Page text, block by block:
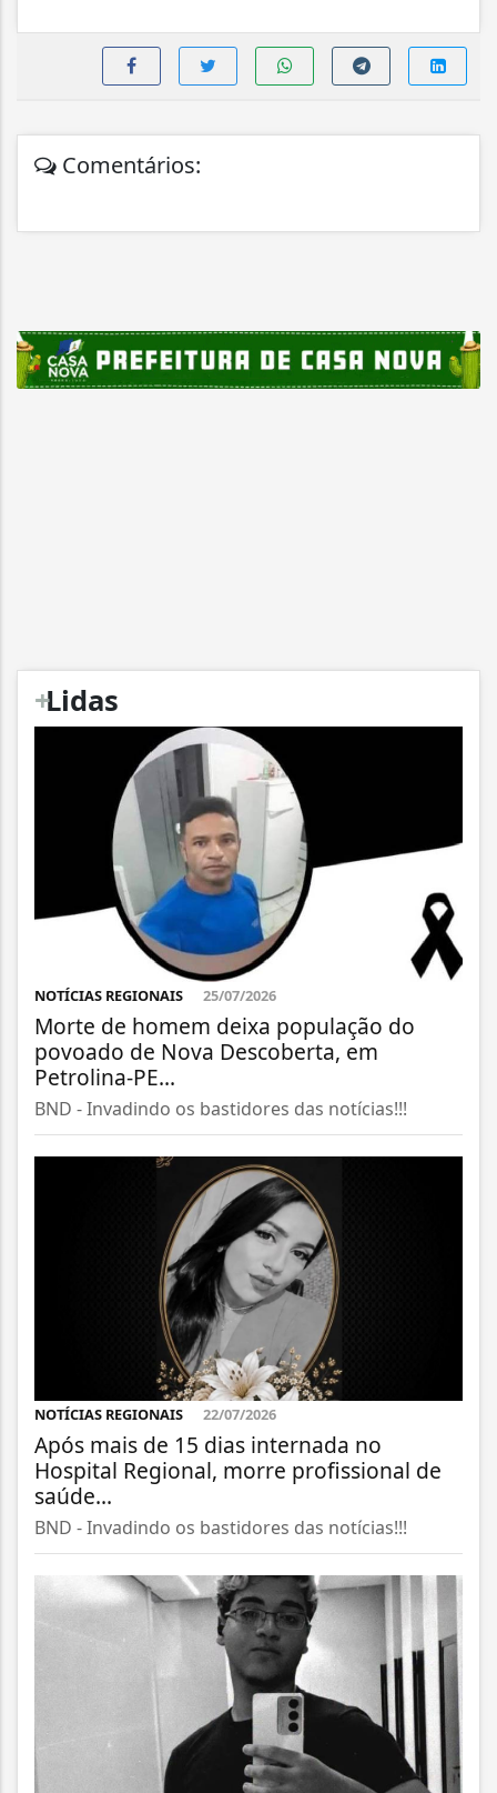
Comentários:
+
Lidas
NOTÍCIAS REGIONAIS 25/07/2026
Morte de homem deixa população do
povoado de Nova Descoberta, em
Petrolina-PE...
BND - Invadindo os bastidores das notícias!!!
NOTÍCIAS REGIONAIS 22/07/2026
Após mais de 15 dias internada no
Hospital Regional, morre profissional de
saúde...
BND - Invadindo os bastidores das notícias!!!